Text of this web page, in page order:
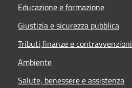
Educazione e formazione
Giustizia e sicurezza pubblica
Tributi,finanze e contravvenzioni
Ambiente
Salute, benessere e assistenza